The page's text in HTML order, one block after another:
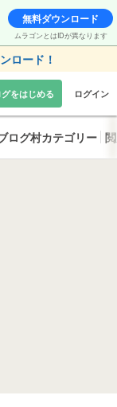
無料ダウンロード
ムラゴンとはIDが異なります
ロード！
をはじめる ログイン
ログ村カテゴリー